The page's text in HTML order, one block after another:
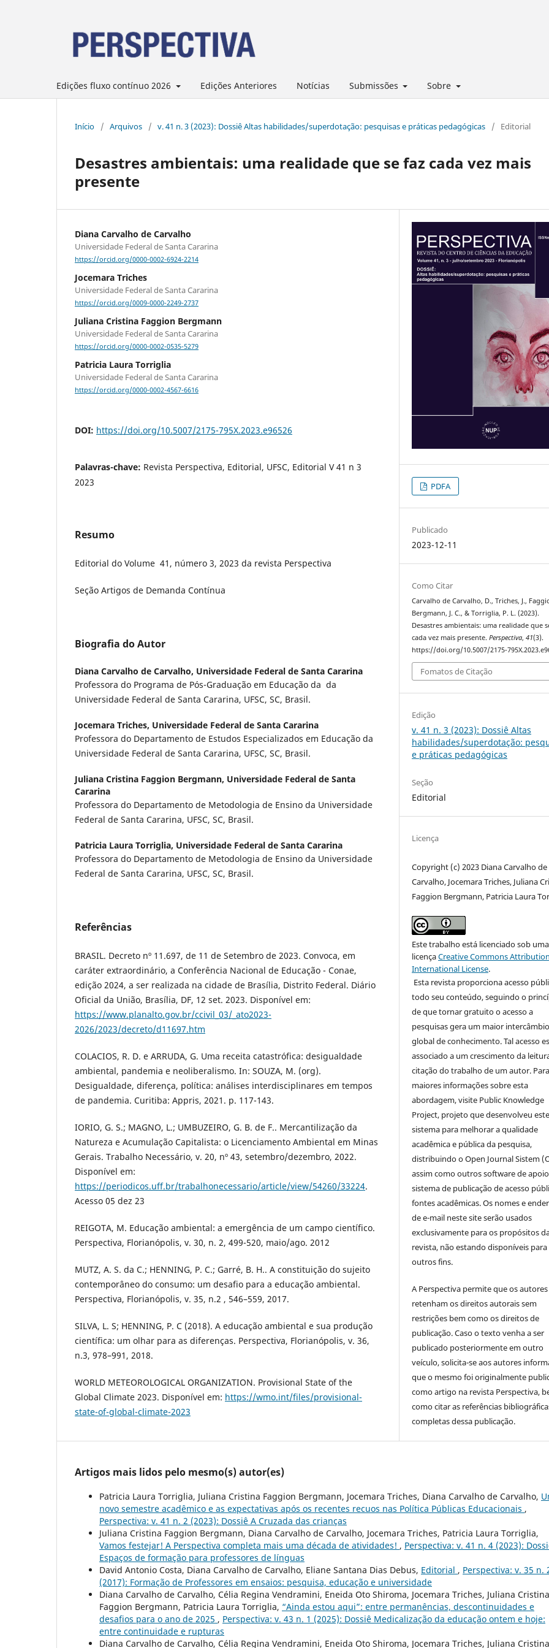
Edições fluxo contínuo 2026 Edições Anteriores Notícias Submissões Sobre
Início / Arquivos / v. 41 n. 3 (2023): Dossiê Altas habilidades/superdotação: pesquisas e práticas pedagógicas / Editorial
Desastres ambientais: uma realidade que se faz cada vez mais
presente
Diana Carvalho de Carvalho
Universidade Federal de Santa Cararina
https://orcid.org/0000-0002-6924-2214
Jocemara Triches
Universidade Federal de Santa Cararina
https://orcid.org/0009-0000-2249-2737
Juliana Cristina Faggion Bergmann
Universidade Federal de Santa Cararina
https://orcid.org/0000-0002-0535-5279
Patricia Laura Torriglia
Universidade Federal de Santa Cararina
https://orcid.org/0000-0002-4567-6616
DOI: https://doi.org/10.5007/2175-795X.2023.e96526
Palavras-chave: Revista Perspectiva, Editorial, UFSC, Editorial V 41 n 3
2023
Resumo
Editorial do Volume 41, número 3, 2023 da revista Perspectiva
Seção Artigos de Demanda Contínua
Biografia do Autor
Diana Carvalho de Carvalho, Universidade Federal de Santa Cararina
Professora do Programa de Pós-Graduação em Educação da da
Universidade Federal de Santa Cararina, UFSC, SC, Brasil.
Jocemara Triches, Universidade Federal de Santa Cararina
Professora do Departamento de Estudos Especializados em Educação da
Universidade Federal de Santa Cararina, UFSC, SC, Brasil.
Juliana Cristina Faggion Bergmann, Universidade Federal de Santa
Cararina
Professora do Departamento de Metodologia de Ensino da Universidade
Federal de Santa Cararina, UFSC, SC, Brasil.
Patricia Laura Torriglia, Universidade Federal de Santa Cararina
Professora do Departamento de Metodologia de Ensino da Universidade
Federal de Santa Cararina, UFSC, SC, Brasil.
Referências
BRASIL. Decreto nº 11.697, de 11 de Setembro de 2023. Convoca, em
caráter extraordinário, a Conferência Nacional de Educação - Conae,
edição 2024, a ser realizada na cidade de Brasília, Distrito Federal. Diário
Oficial da União, Brasília, DF, 12 set. 2023. Disponível em:
https://www.planalto.gov.br/ccivil_03/_ato2023-
2026/2023/decreto/d11697.htm
COLACIOS, R. D. e ARRUDA, G. Uma receita catastrófica: desigualdade
ambiental, pandemia e neoliberalismo. In: SOUZA, M. (org).
Desigualdade, diferença, política: análises interdisciplinares em tempos
de pandemia. Curitiba: Appris, 2021. p. 117-143.
IORIO, G. S.; MAGNO, L.; UMBUZEIRO, G. B. de F.. Mercantilização da
Natureza e Acumulação Capitalista: o Licenciamento Ambiental em Minas
Gerais. Trabalho Necessário, v. 20, nº 43, setembro/dezembro, 2022.
Disponível em:
https://periodicos.uff.br/trabalhonecessario/article/view/54260/33224.
Acesso 05 dez 23
REIGOTA, M. Educação ambiental: a emergência de um campo científico.
Perspectiva, Florianópolis, v. 30, n. 2, 499-520, maio/ago. 2012
MUTZ, A. S. da C.; HENNING, P. C.; Garré, B. H.. A constituição do sujeito
contemporâneo do consumo: um desafio para a educação ambiental.
Perspectiva, Florianópolis, v. 35, n.2 , 546–559, 2017.
SILVA, L. S; HENNING, P. C (2018). A educação ambiental e sua produção
científica: um olhar para as diferenças. Perspectiva, Florianópolis, v. 36,
n.3, 978–991, 2018.
WORLD METEOROLOGICAL ORGANIZATION. Provisional State of the
Global Climate 2023. Disponível em: https://wmo.int/files/provisional-
state-of-global-climate-2023
PDFA
Publicado
2023-12-11
Como Citar
Carvalho de Carvalho, D., Triches, J.,
Bergmann, J. C., & Torriglia, P. L. (2023).
Desastres ambientais: uma realidade que
cada vez mais presente.Perspectiva,41(3).
https://doi.org/10.5007/2175-
Fomatos de Citação
Edição
v. 41 n. 3 (2023): Dossiê Altas
habilidades/superdotação:
e práticas pedagógicas
Seção
Editorial
Licença
Copyright (c) 2023 Diana Carvalho de
Carvalho, Jocemara Triches, Juliana
Faggion Bergmann, Patricia Laura
Este trabalho está licenciado sob uma
licençaCreative Commons
International License.
Esta revista proporciona acesso
todo seu conteúdo, seguindo o
de que tornar gratuito o acesso a
pesquisas gera um maior intercâmbio
global de conhecimento. Tal acesso
associado a um crescimento da
citação do trabalho de um autor. Para
maiores informações sobre esta
abordagem, visite Public Knowledge
Project, projeto que desenvolveu este
sistema para melhorar a qualidade
acadêmica e pública da pesquisa,
distribuindo o Open Journal Sistem
assim como outros software de
sistema de publicação de acesso
fontes acadêmicas. Os nomes e
de e-mail neste site serão usados
exclusivamente para os propósitos
revista, não estando disponíveis para
outros fins.
A Perspectiva permite que os autores
retenham os direitos autorais sem
restrições bem como os direitos de
publicação. Caso o texto venha a ser
publicado posteriormente em outro
veículo, solicita-se aos autores
que o mesmo foi originalmente
como artigo na revista Perspectiva,
como citar as referências
completas dessa publicação.
Artigos mais lidos pelo mesmo(s) autor(es)
Patricia Laura Torriglia, Juliana Cristina Faggion Bergmann, Jocemara Triches, Diana Carvalho de Carvalho,
novo semestre acadêmico e as expectativas após os recentes recuos nas Política Públicas Educacionais ,
Perspectiva: v. 41 n. 2 (2023): Dossiê A Cruzada das crianças
Juliana Cristina Faggion Bergmann, Diana Carvalho de Carvalho, Jocemara Triches, Patricia Laura Torriglia,
Vamos festejar! A Perspectiva completa mais uma década de atividades! , Perspectiva: v. 41 n. 4 (2023):
Espaços de formação para professores de línguas
David Antonio Costa, Diana Carvalho de Carvalho, Eliane Santana Dias Debus, Editorial , Perspectiva: v. 35 n.
(2017): Formação de Professores em ensaios: pesquisa, educação e universidade
Diana Carvalho de Carvalho, Célia Regina Vendramini, Eneida Oto Shiroma, Jocemara Triches, Juliana Cristina
Faggion Bergmann, Patricia Laura Torriglia, “Ainda estou aqui”: entre permanências, descontinuidades e
desafios para o ano de 2025 , Perspectiva: v. 43 n. 1 (2025): Dossiê Medicalização da educação ontem e hoje:
entre continuidade e rupturas
Diana Carvalho de Carvalho, Célia Regina Vendramini, Eneida Oto Shiroma, Jocemara Triches, Juliana Cristina